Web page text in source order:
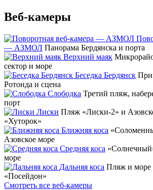
Веб-камеры
— АЗМОЛ Панорама Бердянска и порта
Верхний маяк
сектор и море
Беседка Бердянск
Ротонда и сцена
Слободка Третий пляж,
порт
Лиски Пляж «Лиски-2» и
«Хуторок»
Ближняя коса
Азовское море
Средняя коса
море
Дальняя коса Пляж и море
«Посейдон»
Смотреть все веб-камеры